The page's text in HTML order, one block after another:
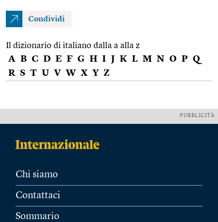
Condividi
Il dizionario di italiano dalla a alla z
A B C D E F G H I J K L M N O P Q
R S T U V W X Y Z
PUBBLICITÀ
Chi siamo
Contattaci
Sommario